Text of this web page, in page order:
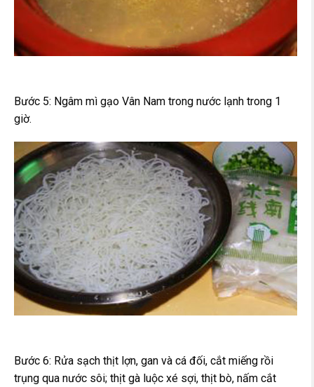
Bước 5: Ngâm mì gạo Vân Nam trong nước lạnh trong 1
giờ.
Bước 6: Rửa sạch thịt lợn, gan và cá đối, cắt miếng rồi
trụng qua nước sôi; thịt gà luộc xé sợi, thịt bò, nấm cắt